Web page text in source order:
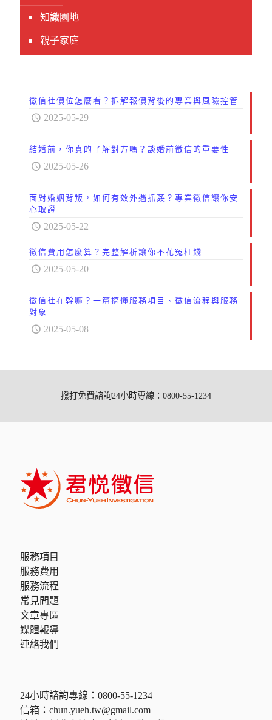
知識園地
親子家庭
徵信社價位怎麼看？拆解報價背後的專業與風險控管
2025-05-29
結婚前，你真的了解對方嗎？談婚前徵信的重要性
2025-05-26
面對婚姻背叛，如何有效外遇抓姦？專業徵信讓你安
心取證
2025-05-22
徵信費用怎麼算？完整解析讓你不花冤枉錢
2025-05-20
徵信社在幹嘛？一篇搞懂服務項目、徵信流程與服務
對象
2025-05-08
撥打免費諮詢24小時專線：0800-55-1234
服務項目
服務費用
服務流程
常見問題
文章專區
媒體報導
連絡我們
24小時諮詢專線： 0800-55-1234
信箱： chun.yueh.tw@gmail.com